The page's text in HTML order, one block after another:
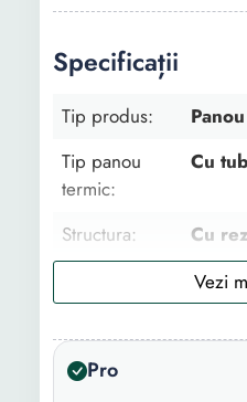
Latime
860
Greutate
Specificații
Tip produs:
Tip panou
termic:
Cu
Structura:
Cu
Temperatura
Pro